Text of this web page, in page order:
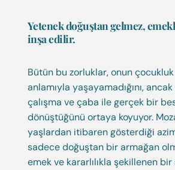
Yetenek doğuştan gelmez,
inşa edilir.
Bütün bu zorluklar, onun
anlamıyla yaşayamadığını,
çalışma ve çaba ile gerçek bir
dönüştüğünü ortaya koyuyor.
yaşlardan itibaren gösterdiği
sadece doğuştan bir armağan
emek ve kararlılıkla şekillenen